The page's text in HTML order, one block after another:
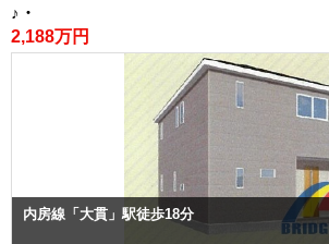
♪・
2,188万円
内房線「大貫」駅徒歩18分